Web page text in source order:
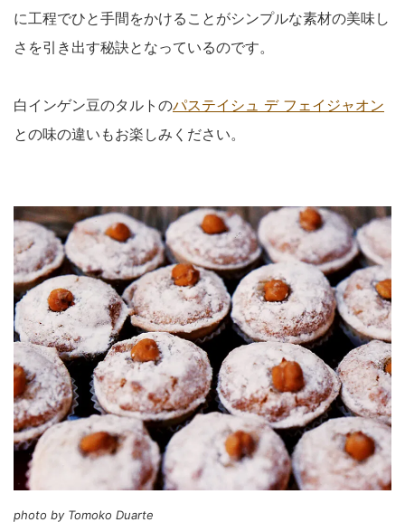
に工程でひと手間をかけることがシンプルな素材の美味し
さを引き出す秘訣となっているのです。
白インゲン豆のタルトのパステイシュ デ フェイジャオン
との味の違いもお楽しみください。
photo by Tomoko Duarte